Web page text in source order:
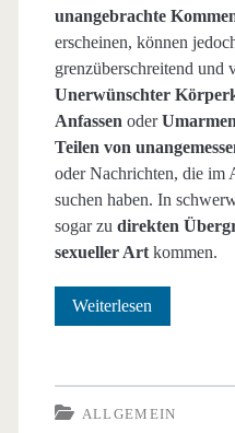
unangebrachte
erscheinen, können
grenzüberschreitend und
Unerwünschter
Anfassen oderUmarmen
Teilen von
oder Nachrichten, die im
suchen haben. In
sogar zu direkten
sexueller Artkommen.
Weiterlesen
Nachspiel:
Grenzen
ALLGEMEIN